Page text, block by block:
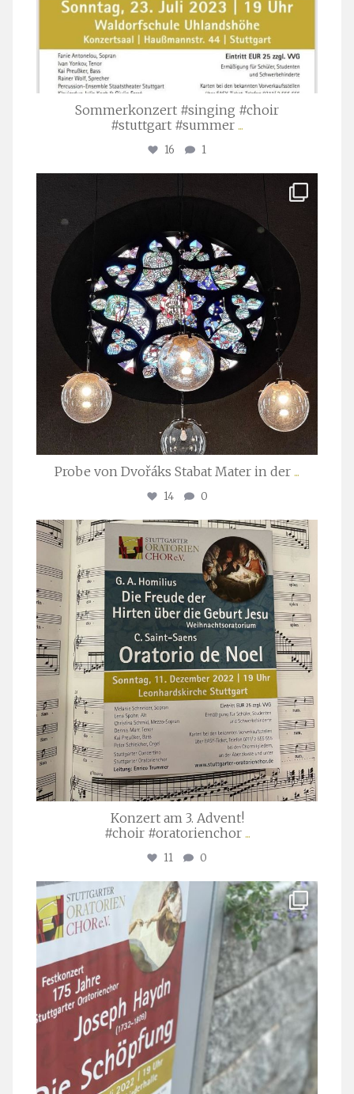
Sommerkonzert #singing #choir
#stuttgart #summer ...
16 1
Apr. 1
Probe von Dvořáks Stabat Mater in der ...
14 0
stuttgarter_oratorienchor
Nov. 29
Konzert am 3. Advent!
#choir #oratorienchor ...
11 0
stuttgarter_oratorienchor
Juli 23